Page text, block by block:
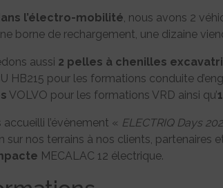
l’électro-mobilité, nous avons 2
borne de rechargement, une dizaine
aussi 2 pelles à chenilles
HB215 pour les formations conduite
VOLVO pour les formations VRD ainsi qu’
l’évènement « ELECTRIQ Days
sur nos terrains à nos clients, partenaires
MECALAC 12 électrique.